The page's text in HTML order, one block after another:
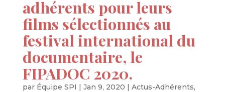
adhérents pour leurs
films sélectionnés au
festival international du
documentaire, le
FIPADOC 2020.
par Équipe SPI | Jan 9, 2020 | Actus-Adhérents,